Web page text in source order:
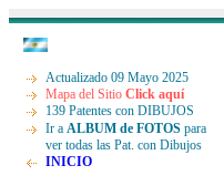
Actualizado 09 Mayo 2025
Mapa del Sitio Click aquí
139 Patentes con DIBUJOS
Ir a ALBUM de FOTOS para
ver todas las Pat. con Dibujos
INICIO